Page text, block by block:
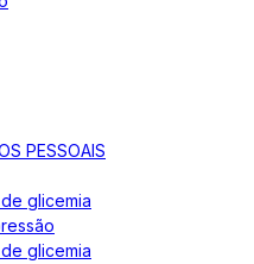
PESSOAIS
glicemia
glicemia